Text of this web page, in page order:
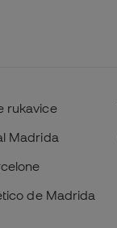
rukavice
Madrida
de Madrida